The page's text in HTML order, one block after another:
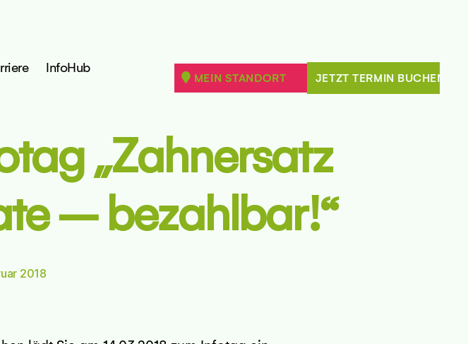
InfoHub
MEIN STANDORT JETZT TERMIN BUCHEN
„Zahnersatz
– bezahlbar!“
2018